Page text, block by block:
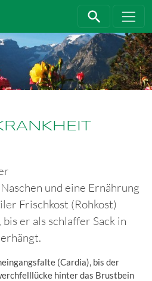
und eine Ernährung
Frischkost (Rohkost)
er als schlaffer Sack in
(Cardia), bis der
hinter das Brustbein